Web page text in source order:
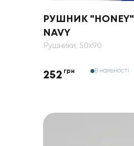
РУШНИК "HONEY"
NAVY
Рушники, 50x90
252 грн В наявності